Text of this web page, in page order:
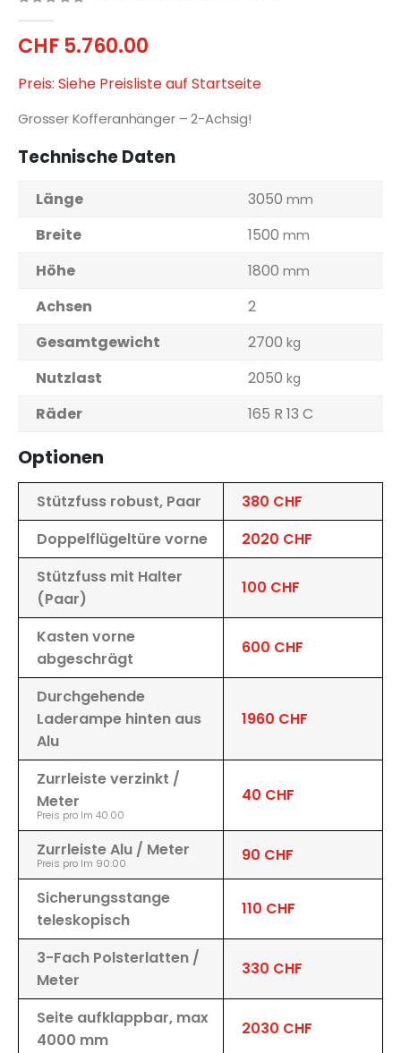
CHF5.760.00
Preis: Siehe Preisliste auf Startseite
Grosser Kofferanhänger – 2-Achsig!
Technische Daten
Länge 3050 mm
Breite 1500 mm
Höhe 1800 mm
Achsen
2
Gesamtgewicht
2700 kg
Nutzlast 2050 kg
Räder 165 R 13 C
Optionen
Stützfuss robust, Paar
380 CHF
Doppelflügeltüre vorne
2020 CHF
Stützfuss mit Halter
(Paar)
100 CHF
Kasten vorne
abgeschrägt
600 CHF
Durchgehende
Laderampe hinten aus
Alu
1960 CHF
Zurrleiste verzinkt /
Meter
Preis pro lm 40.00
40 CHF
Zurrleiste Alu / Meter
Preis pro lm 90.00 90 CHF
Sicherungsstange
teleskopisch
110 CHF
3-Fach Polsterlatten /
Meter
330 CHF
Seite aufklappbar, max
4000 mm
2030 CHF